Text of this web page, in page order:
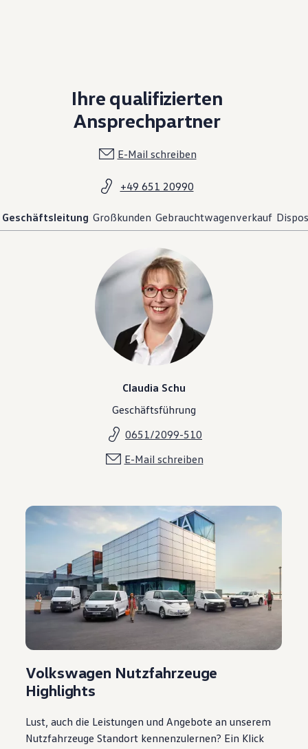
Ihre qualifizierten
Ansprechpartner
E-Mail schreiben
+49 651 20990
Geschäftsleitung Großkunden Gebrauchtwagenverkauf
Claudia Schu
Geschäftsführung
0651/2099-510
E-Mail schreiben
Volkswagen Nutzfahrzeuge
Highlights
Lust, auch die Leistungen und Angebote an unserem
Nutzfahrzeuge Standort kennenzulernen? Ein Klick